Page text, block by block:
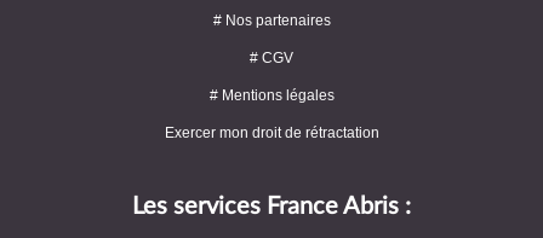
# Nos partenaires
# CGV
# Mentions légales
Exercer mon droit de rétractation
Les services France Abris :